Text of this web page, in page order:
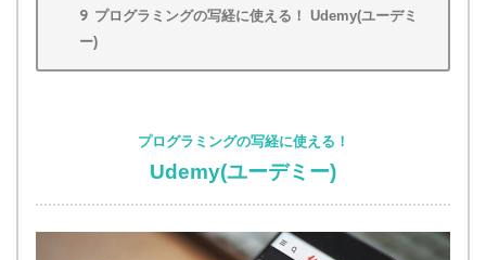
9 プログラミングの写経に使える！ Udemy(ユーデミ
ー)
プログラミングの写経に使える！
Udemy(ユーデミー)